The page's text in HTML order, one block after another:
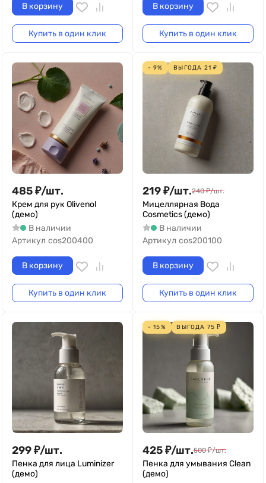
В корзину
Купить в один клик
В корзину
Купить в один клик
485₽/шт.
Крем для рук Olivenol
(демо)
В наличии
Артикул cos200400
В корзину
Купить в один клик
- 9% ВЫГОДА 21 ₽
219₽/шт.240 ₽/шт.
Мицеллярная Вода
Cosmetics (демо)
В наличии
Артикул cos200100
В корзину
Купить в один клик
299₽/шт.
Пенка для лица Luminizer
(демо)
- 15% ВЫГОДА 75 ₽
425₽/шт.500 ₽/шт.
Пенка для умывания Clean
(демо)